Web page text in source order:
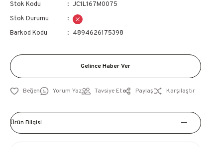
Stok Kodu
JC1L167M0075
Stok Durumu
Barkod Kodu
4894626175398
Gelince Haber Ver
Yorum Yaz Tavsiye Et Paylaş Karşılaştır
Ürün Bilgisi